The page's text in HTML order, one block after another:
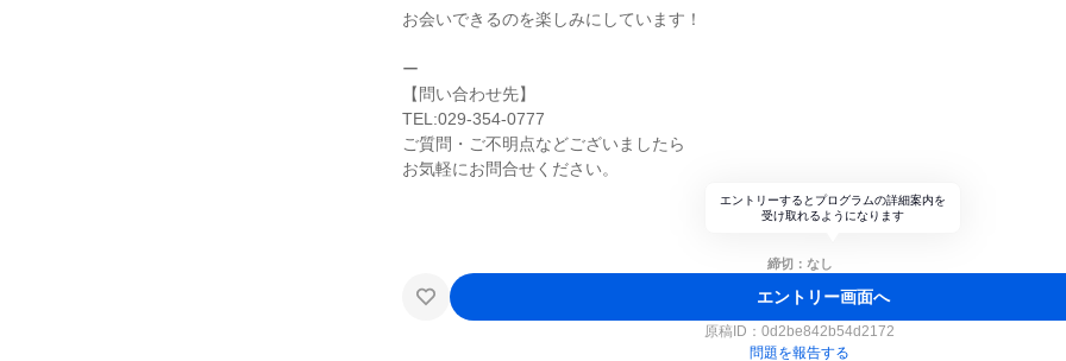
お会いできるのを楽しみにしています！
ー
【問い合わせ先】
TEL:029-354-0777
ご質問・ご不明点などございましたら
お気軽にお問合せください。
エントリーするとプログラムの詳細案内を
受け取れるようになります
締切：なし
エントリー画面へ
原稿ID： 0d2be842b54d2172
問題を報告する